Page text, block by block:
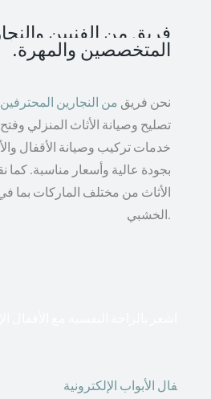
فريق من الفنيين
المتخصصين والمهرة.
نحن فريق من النجارين
تصليح وصيانة الأثاث المنزلي
خدمات تركيب وصيانة الأقفال
بجودة عالية وأسعار مناسبة. كما
الأثاث من مختلف الماركات بما في
الخشبي.
فال الأبواب الإلكترونية